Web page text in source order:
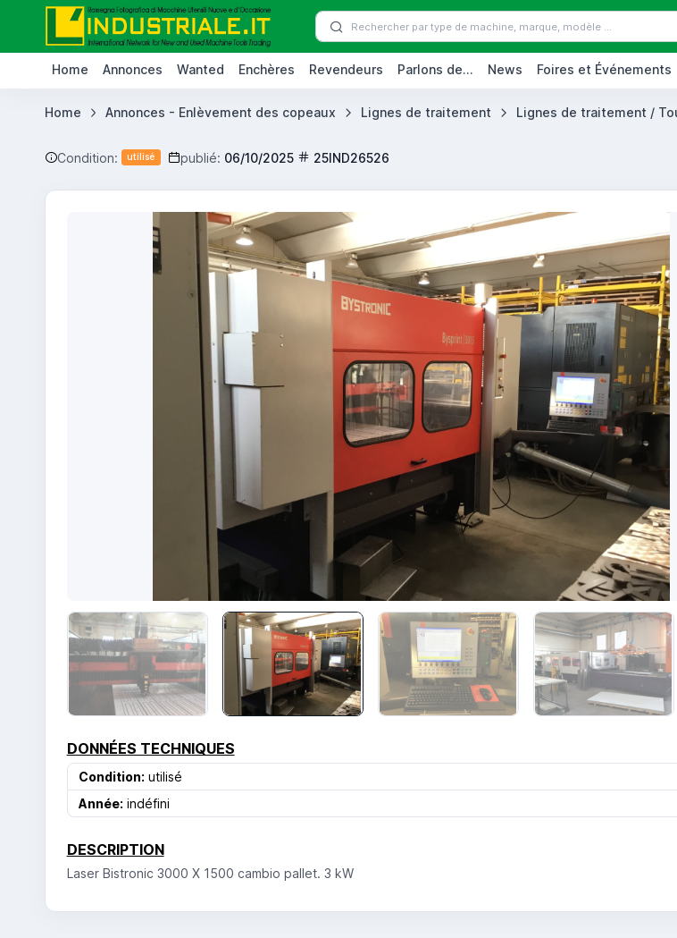
Home Annonces Wanted Enchères Revendeurs Parlons de... News Foires et Événements
Home Annonces - Enlèvement des copeaux Lignes de traitement Lignes de traitement /
Condition: utilisé publié: 06/10/2025 25IND26526
DONNÉES TECHNIQUES
Condition: utilisé
Année: indéfini
DESCRIPTION
Laser Bistronic 3000 X 1500 cambio pallet. 3 kW